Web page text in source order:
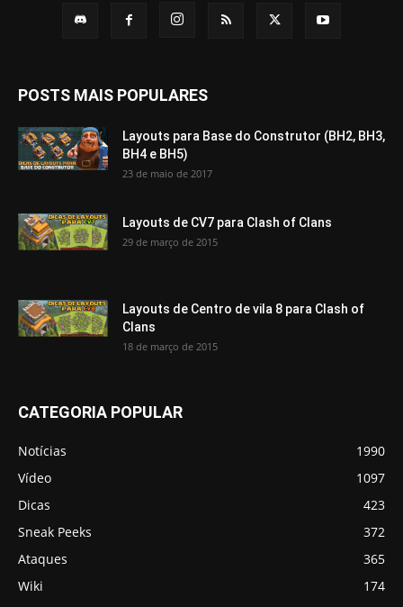
POSTS MAIS POPULARES
Layouts para Base do Construtor (BH2, BH3,
BH4 e BH5)
23 de maio de 2017
Layouts de CV7 para Clash of Clans
29 de março de 2015
Layouts de Centro de vila 8 para Clash of
Clans
18 de março de 2015
CATEGORIA POPULAR
Notícias
1990
Vídeo
1097
Dicas
423
Sneak Peeks
372
Ataques
365
Wiki
174